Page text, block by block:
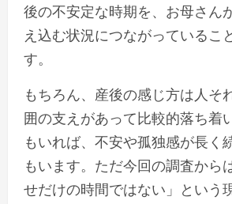
後の不安定な時期を、お母さん
え込む状況につながっているこ
す。
もちろん、産後の感じ方は人そ
囲の支えがあって比較的落ち着
もいれば、不安や孤独感が長く
もいます。ただ今回の調査から
せだけの時間ではない」という